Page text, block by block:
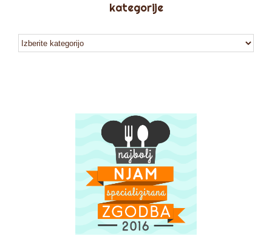
kategorije
kategorije